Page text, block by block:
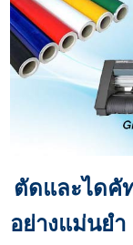
ตัดและไดคั
อย่างแม่นยำ